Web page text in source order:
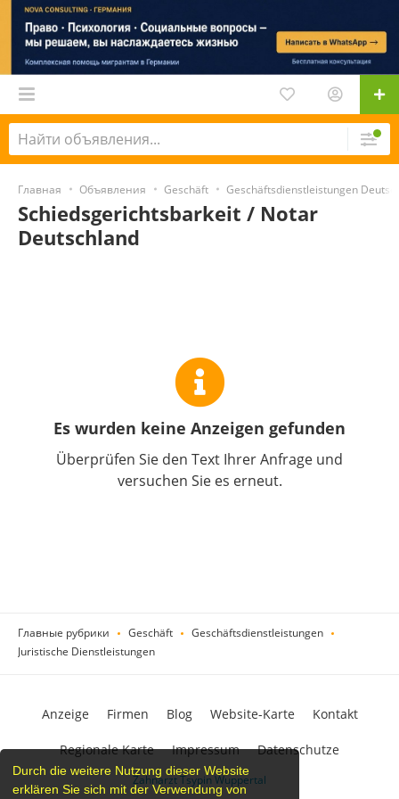
Durch die weitere Nutzung dieser Website
erklären Sie sich mit der Verwendung von
Главная Объявления Geschäft Geschäftsdienstleistungen
Schiedsgerichtsbarkeit / Notar
Deutschland
Es wurden keine Anzeigen gefunden
Überprüfen Sie den Text Ihrer Anfrage und
versuchen Sie es erneut.
Главные рубрики Geschäft
Geschäftsdienstleistungen
Juristische Dienstleistungen
Zahnarzt Tsypin Wuppertal
Anzeige Firmen Blog Website-Karte Kontakt
Regionale Karte Impressum Datenschutze